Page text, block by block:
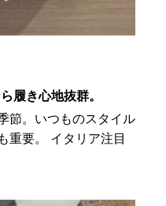
履き心地抜群。
節。いつものスタイル
重要。 イタリア注目